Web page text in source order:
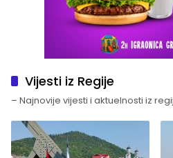
Vijesti iz Regije
– Najnovije vijesti i aktuelnosti iz